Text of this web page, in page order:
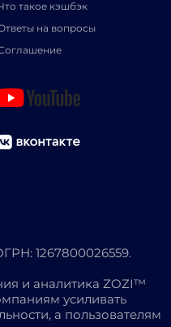
такое кэшбэк
на вопросы
1267800026559.
и аналитика ZOZI™
усиливать
а пользователям